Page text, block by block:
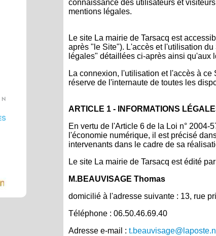
connaissance des utilisateurs et
mentions légales.
Le site La mairie de Tarsacq est
après "le Site"). L'accès et l'utilisation
légales" détaillées ci-après ainsi qu'aux
La connexion, l'utilisation et l'accès à
réserve de l'internaute de toutes les
ARTICLE 1 - INFORMATIONS
En vertu de l'Article 6 de la Loi n°
l'économie numérique, il est précisé
intervenants dans le cadre de sa
Le site La mairie de Tarsacq est édité par
M.BEAUVISAGE Thomas
domicilié à l'adresse suivante : 13, rue
Téléphone : 06.50.46.69.40
Adresse e-mail :